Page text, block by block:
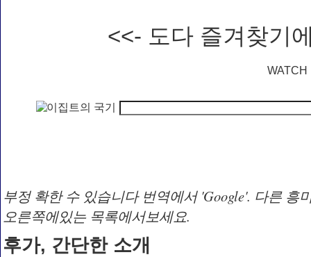
<<- 도다 즐겨찾기
WATCH
부정 확한 수 있습니다 번역에서 'Google'. 다른 흥
오른쪽에있는 목록에서보세요.
후가, 간단한 소개